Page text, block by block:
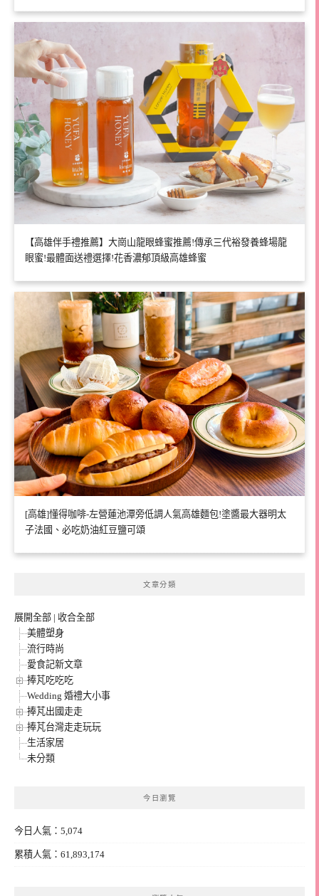
【高雄伴手禮推薦】大崗山龍眼蜂蜜推薦!傳承三代裕發養蜂場龍
眼蜜!最體面送禮選擇!花香濃郁頂級高雄蜂蜜
[高雄]懂得咖啡-左營蓮池潭旁低調人氣高雄麵包!塗醬最大器明太
子法國、必吃奶油紅豆鹽可頌
文章分類
展開全部 | 收合全部
美體塑身
流行時尚
愛食記新文章
捧芃吃吃吃
Wedding 婚禮大小事
捧芃出國走走
捧芃台灣走走玩玩
生活家居
未分類
今日瀏覽
今日人氣：5,074
累積人氣：61,893,174